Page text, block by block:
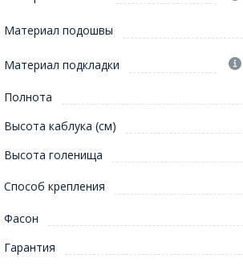
Материал подошвы
Материал подкладки
Полнота
Высота каблука (см)
Высота голенища
Способ крепления
Фасон
Гарантия